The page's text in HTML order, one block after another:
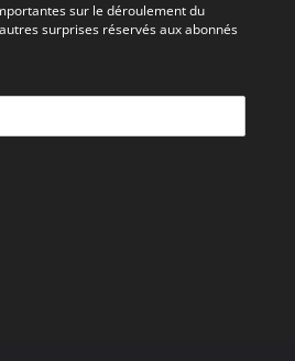
sur le déroulement du
surprises réservés aux abonnés